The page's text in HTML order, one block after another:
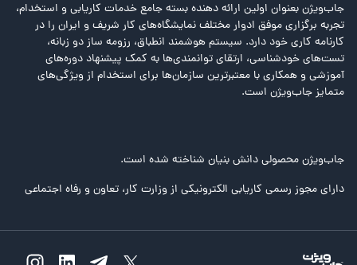
جاب‌ویژن بعنوان اولین ارائه دهنده بسته جامع خدمات کاریابی و استخدام،
تجربه برگزاری موفق ادوار مختلف نمایشگاه‌های کار شریف و ایران را در
کارنامه کاری خود دارد. سیستم هوشمند انطباق، رزومه ساز دو زبانه،
تست‌های خودشناسی، ارتقای توانمندی‌ها به کمک پیشنهاد دوره‌های
آموزشی و همکاری با معتبرترین سازمان‌ها برای استخدام از ویژگی‌های
متمایز جاب‌ویژن است.
جاب‌ویژن محصولی دانش بنیان شناخته شده است.
دارای مجوز رسمی کاریابی الکترونیکی از وزارت کار، تعاون و رفاه اجتماعی